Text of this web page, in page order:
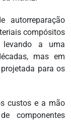
autorreparação
compósitos
levando a uma
mas em
para os
custos e a mão
componentes